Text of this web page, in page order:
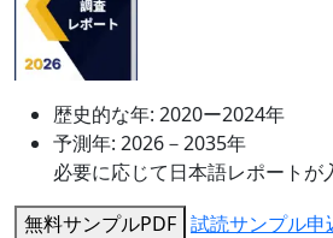
歴史的な年: 2020ー2024年
予測年: 2026－2035年
必要に応じて日本語レポートが
無料サンプルPDF 試読サンプル申